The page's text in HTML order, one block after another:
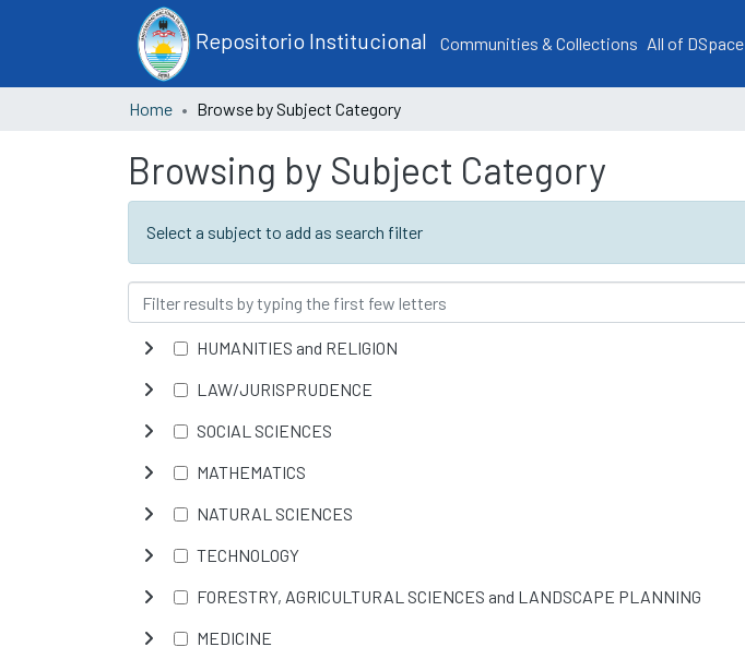
Repositorio Institucional Communities & Collections All of DSpace
Home Browse by Subject Category
Browsing by Subject Category
Select a subject to add as search filter
HUMANITIES and RELIGION
LAW/JURISPRUDENCE
SOCIAL SCIENCES
MATHEMATICS
NATURAL SCIENCES
TECHNOLOGY
FORESTRY, AGRICULTURAL SCIENCES and LANDSCAPE PLANNING
MEDICINE